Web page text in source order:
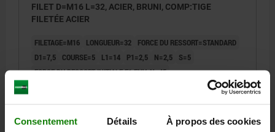
Consentement Détails À propos des cookies
FILET D=M16 L=32, ACIER, BRUNI, COMP:TIGE
FILETÉE ACIER
FILETAGE=M16 LONGUEUR=32
FORCE DU RESSORT=STANDARD
D1=7,5
COURSE=5 L1=14 P1=2,5 N=2,5
S=5
FORCE DU RESSORT INITIALE F1 ENV. N=45
COUPLE DE DESSERRAGE APPROX. EN NM=3